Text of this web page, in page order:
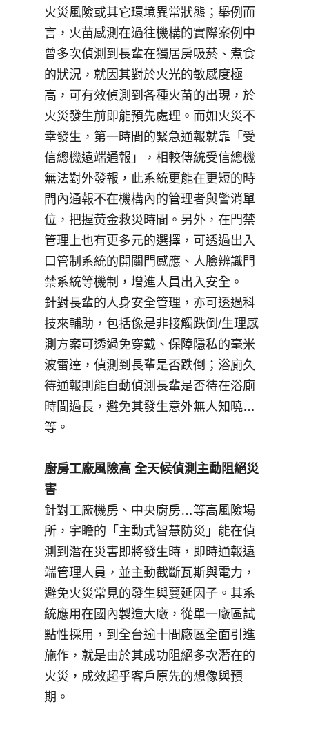
火災風險或其它環境異常狀態；舉例而
言，火苗感測在過往機構的實際案例中
曾多次偵測到長輩在獨居房吸菸、煮食
的狀況，就因其對於火光的敏感度極
高，可有效偵測到各種火苗的出現，於
火災發生前即能預先處理。而如火災不
幸發生，第一時間的緊急通報就靠「受
信總機遠端通報」，相較傳統受信總機
無法對外發報，此系統更能在更短的時
間內通報不在機構內的管理者與警消單
位，把握黃金救災時間。另外，在門禁
管理上也有更多元的選擇，可透過出入
口管制系統的開關門感應、人臉辨識門
禁系統等機制，增進人員出入安全。
針對長輩的人身安全管理，亦可透過科
技來輔助，包括像是非接觸跌倒/生理感
測方案可透過免穿戴、保障隱私的毫米
波雷達，偵測到長輩是否跌倒；浴廁久
待通報則能自動偵測長輩是否待在浴廁
時間過長，避免其發生意外無人知曉…
等。
廚房工廠風險高 全天候偵測主動阻絕災
害
針對工廠機房、中央廚房…等高風險場
所，宇瞻的「主動式智慧防災」能在偵
測到潛在災害即將發生時，即時通報遠
端管理人員，並主動截斷瓦斯與電力，
避免火災常見的發生與蔓延因子。其系
統應用在國內製造大廠，從單一廠區試
點性採用，到全台逾十間廠區全面引進
施作，就是由於其成功阻絕多次潛在的
火災，成效超乎客戶原先的想像與預
期。